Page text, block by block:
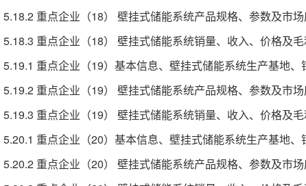
重点企业（18） 壁挂式储能系统产品规格、参数及市场
重点企业（18） 壁挂式储能系统销量、收入、价格及毛
重点企业（19）基本信息、壁挂式储能系统生产基地、
重点企业（19） 壁挂式储能系统产品规格、参数及市场
重点企业（19） 壁挂式储能系统销量、收入、价格及毛
重点企业（20）基本信息、壁挂式储能系统生产基地、
重点企业（20） 壁挂式储能系统产品规格、参数及市场